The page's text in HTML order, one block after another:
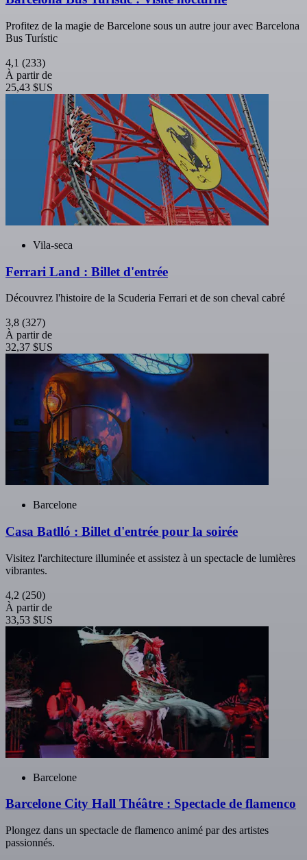
Profitez de la magie de Barcelone sous un autre jour avec Barcelona
Bus Turístic
4,1 (233)
À partir de
25,43 $US
Vila-seca
Ferrari Land : Billet d'entrée
Découvrez l'histoire de la Scuderia Ferrari et de son cheval cabré
3,8 (327)
À partir de
32,37 $US
Barcelone
Casa Batlló : Billet d'entrée pour la soirée
Visitez l'architecture illuminée et assistez à un spectacle de lumières
vibrantes.
4,2 (250)
À partir de
33,53 $US
Barcelone
Barcelone City Hall Théâtre : Spectacle de flamenco
Plongez dans un spectacle de flamenco animé par des artistes
passionnés.